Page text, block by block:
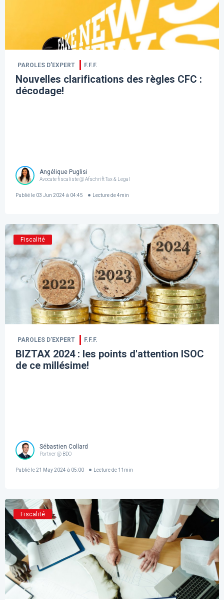
PAROLES D’EXPERT F.F.F.
Nouvelles clarifications des règles CFC :
décodage!
Angélique Puglisi
Avocate fiscaliste @ Afschrift Tax & Legal
Publié le 03 Jun 2024 à 04:45 Lecture de 4min
Fiscalité
PAROLES D’EXPERT F.F.F.
BIZTAX 2024 : les points d'attention ISOC
de ce millésime!
Sébastien Collard
Partner @ BDO
Publié le21 May 2024 à 05:00 Lecture de 11 min
Fiscalité